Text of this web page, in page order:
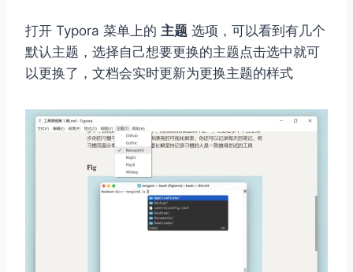
打开 Typora 菜单上的 主题 选项，可以看到有几个
默认主题，选择自己想要更换的主题点击选中就可
以更换了，文档会实时更新为更换主题的样式